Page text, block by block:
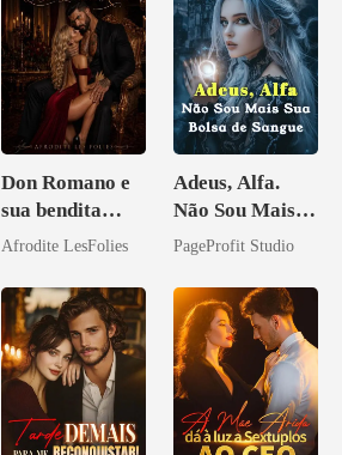
Don Romano e
sua bendita
ruína
Afrodite LesFolies
Adeus, Alfa.
Não Sou Mais
Sua Bolsa de
PageProfit Studio